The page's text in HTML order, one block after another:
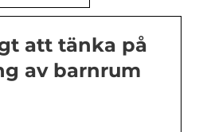
att tänka på
av barnrum